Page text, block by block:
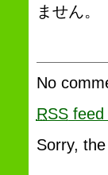
ません。
No
RSSfeed
Sorry,